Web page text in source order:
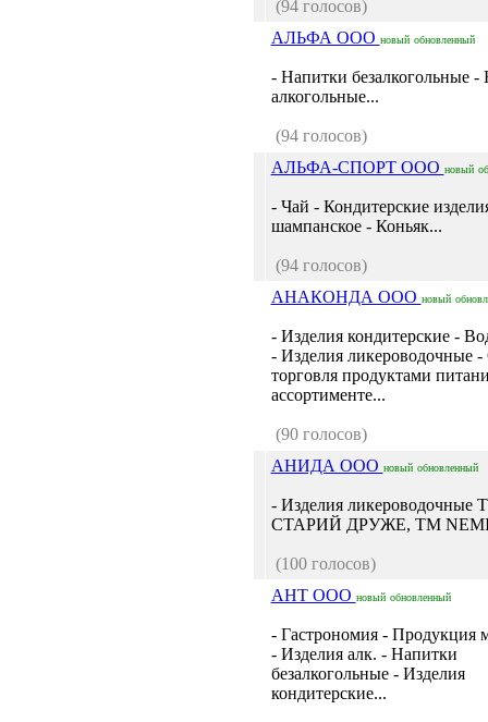
(94 голосов)
АЛЬФА ООО новый обновленный
- Напитки безалкогольные -
алкогольные...
(94 голосов)
АЛЬФА-СПОРТ ООО новый
- Чай - Кондитерские
шампанское - Коньяк...
(94 голосов)
АНАКОНДА ООО новый
- Изделия кондитерские -
- Изделия ликероводочные -
торговля продуктами
ассортименте...
(90 голосов)
АНИДА ООО новый обновленный
- Изделия ликероводочные
СТАРИЙ ДРУЖЕ, ТМ
(100 голосов)
АНТ ООО новый обновленный
- Гастрономия - Продукция
- Изделия алк. - Напитки
безалкогольные - Изделия
кондитерские...